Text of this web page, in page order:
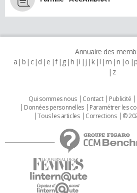
Annuaire des
a b c d e f g h i j k l m n o p
z
Qui sommes nous Contact Publicité
Données personnelles
Paramétrer les
Tous les articles
Corrections ©